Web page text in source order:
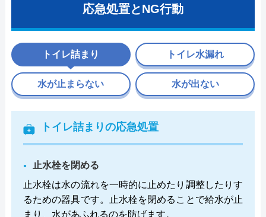
応急処置とNG行動
トイレ詰まり
トイレ詰まりの応急処置
止水栓を閉める
止水栓は水の流れを一時的に止めたり調整したりす
るための器具です。止水栓を閉めることで給水が止
まり、水があふれるのを防げます。
トイレ水漏れ
水が止まらない 水が出ない